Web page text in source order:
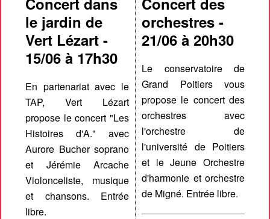
le jardin de
Vert Lézart -
15/06 à 17h30
En partenariat avec le
TAP, Vert Lézart
propose le concert "Les
Histoires d'A." avec
Aurore Bucher soprano
et Jérémie Arcache
Violonceliste, musique
et chansons. Entrée
libre.
orchestres -
21/06 à 20h30
Le conservatoire de
Grand Poitiers vous
propose le concert des
orchestres avec
l'orchestre de
l'université de Poitiers
et le Jeune Orchestre
d'harmonie et orchestre
de Migné. Entrée libre.